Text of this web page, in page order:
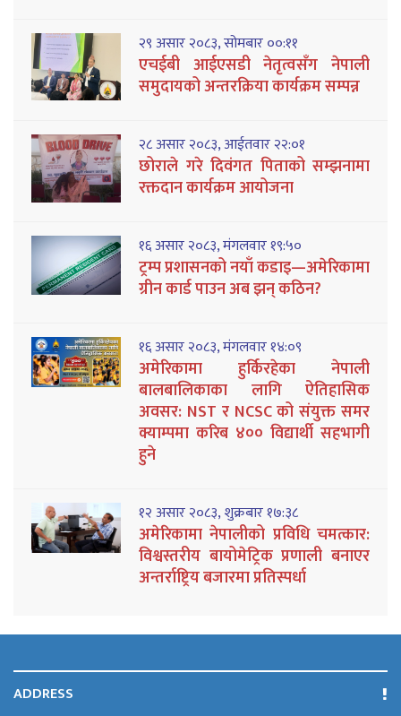
२९ असार २०८३, सोमबार ००:११
एचईबी आईएसडी नेतृत्वसँग नेपाली
समुदायको अन्तरक्रिया कार्यक्रम सम्पन्न
२८ असार २०८३, आईतवार २२:०१
छोराले गरे दिवंगत पिताको सम्झनामा
रक्तदान कार्यक्रम आयोजना
१६ असार २०८३, मंगलवार १९:५०
ट्रम्प प्रशासनको नयाँ कडाइ—अमेरिकामा
ग्रीन कार्ड पाउन अब झन् कठिन?
१६ असार २०८३, मंगलवार १४:०९
अमेरिकामा हुर्किरहेका नेपाली
बालबालिकाका लागि ऐतिहासिक
अवसर: NST र NCSC को संयुक्त समर
क्याम्पमा करिब ४०० विद्यार्थी सहभागी
हुने
१२ असार २०८३, शुक्रबार १७:३८
अमेरिकामा नेपालीको प्रविधि चमत्कार:
विश्वस्तरीय बायोमेट्रिक प्रणाली बनाएर
अन्तर्राष्ट्रिय बजारमा प्रतिस्पर्धा
ADDRESS